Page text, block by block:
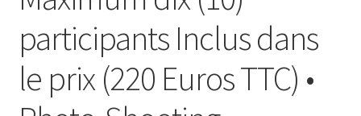
participants Inclus dans
le prix (220 Euros TTC) •